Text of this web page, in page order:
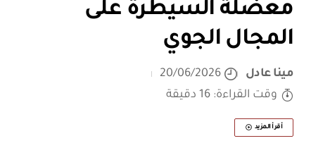
معضلة السيطرة على
المجال الجوي
مينا عادل
20/06/2026
وقت القراءة: 16 دقيقة
أقرأ المزيد